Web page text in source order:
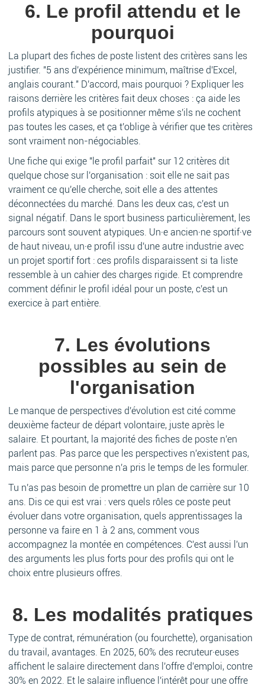
6. Le profil attendu et le
pourquoi
La plupart des fiches de poste listent des critères sans les
justifier. "5 ans d'expérience minimum, maîtrise d'Excel,
anglais courant." D'accord, mais pourquoi ? Expliquer les
raisons derrière les critères fait deux choses : ça aide les
profils atypiques à se positionner même s'ils ne cochent
pas toutes les cases, et ça t'oblige à vérifier que tes critères
sont vraiment non-négociables.
Une fiche qui exige "le profil parfait" sur 12 critères dit
quelque chose sur l'organisation : soit elle ne sait pas
vraiment ce qu'elle cherche, soit elle a des attentes
déconnectées du marché. Dans les deux cas, c'est un
signal négatif. Dans le sport business particulièrement, les
parcours sont souvent atypiques. Un·e ancien·ne sportif·ve
de haut niveau, un·e profil issu d'une autre industrie avec
un projet sportif fort : ces profils disparaissent si ta liste
ressemble à un cahier des charges rigide. Et comprendre
comment définir le profil idéal pour un poste, c'est un
exercice à part entière.
7. Les évolutions
possibles au sein de
l'organisation
Le manque de perspectives d'évolution est cité comme
deuxième facteur de départ volontaire, juste après le
salaire. Et pourtant, la majorité des fiches de poste n'en
parlent pas. Pas parce que les perspectives n'existent pas,
mais parce que personne n'a pris le temps de les formuler.
Tu n'as pas besoin de promettre un plan de carrière sur 10
ans. Dis ce qui est vrai : vers quels rôles ce poste peut
évoluer dans votre organisation, quels apprentissages la
personne va faire en 1 à 2 ans, comment vous
accompagnez la montée en compétences. C'est aussi l'un
des arguments les plus forts pour des profils qui ont le
choix entre plusieurs offres.
8. Les modalités pratiques
Type de contrat, rémunération (ou fourchette), organisation
du travail, avantages. En 2025, 60% des recruteur·euses
affichent le salaire directement dans l'offre d'emploi, contre
30% en 2022. Et le salaire influence l'intérêt pour une offre